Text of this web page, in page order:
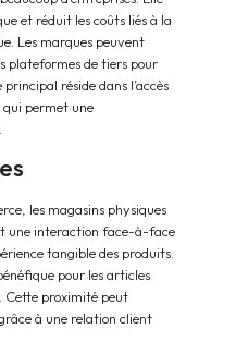
et réduit les coûts liés à la
Les marques peuvent
plateformes de tiers pour
réside dans l’accès
qui permet une
les magasins physiques
une interaction face-à-face
tangible des produits.
pour les articles
Cette proximité peut
à une relation client